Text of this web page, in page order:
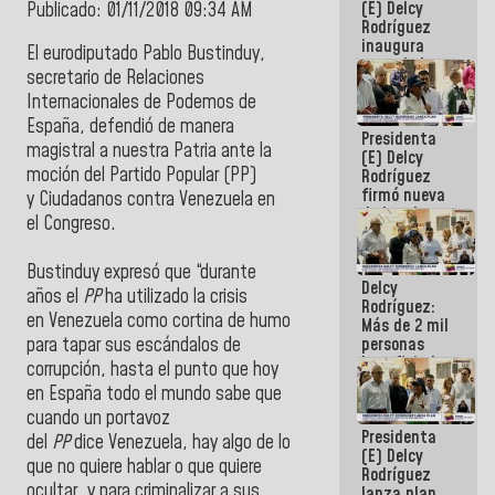
Publicado: 01/11/2018 09:34 AM
El eurodiputado Pablo Bustinduy,
secretario de Relaciones
Internacionales de Podemos de
España, defendió de manera
magistral a nuestra Patria ante la
moción del Partido Popular(PP)
y Ciudadanos contra Venezuela en
el Congreso.
Bustinduy expresó que “durante
años el PPha utilizado la crisis
en Venezuela como cortina de humo
para tapar sus escándalos de
corrupción, hasta el punto que hoy
en España todo el mundo sabe que
cuando un portavoz
del PPdice Venezuela, hay algo de lo
que no quiere hablar o que quiere
(E) Delcy
Rodríguez
inaugura
casa de los
Abuelos
Primavera
en Caracas
Presidenta
(E) Delcy
Rodríguez
firmó nueva
de Ley de
Arrendamiento
aprobada
por la AN
Delcy
Rodríguez:
Más de 2 mil
personas
beneficiadas
con planes
para
atención de
emergencia
sísmica en
la última
Presidenta
(E) Delcy
Rodríguez